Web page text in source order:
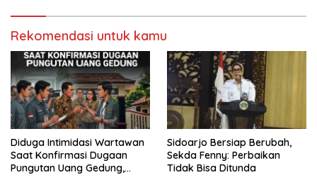
Rekomendasi untuk kamu
Diduga Intimidasi Wartawan
Saat Konfirmasi Dugaan
Pungutan Uang Gedung,
Sidoarjo Bersiap Berubah,
Sekda Fenny: Perbaikan
Tidak Bisa Ditunda